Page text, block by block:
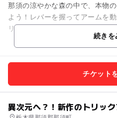
那須の涼やかな森の中で、本物
よう！レバーを握ってアームを
リスト！？ 大型・小型の2種類
続きを
チケット
異次元へ？！新作のトリック